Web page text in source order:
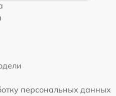
персональных данных